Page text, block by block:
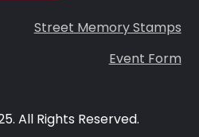
Street Memory Stamps
Event Form
All Rights Reserved.